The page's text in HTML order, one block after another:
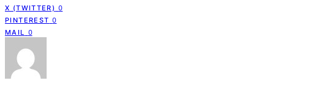
X (TWITTER) 0
PINTEREST 0
MAIL
0